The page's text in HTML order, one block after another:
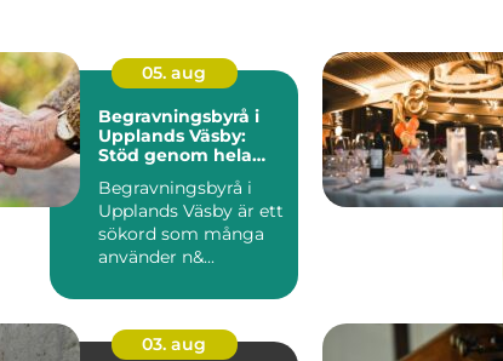
05. aug
Begravningsbyrå i
Upplands Väsby:
Stöd genom hela
Begravningsbyrå i
Upplands Väsby är ett
sökord som många
använder n&...
03. aug